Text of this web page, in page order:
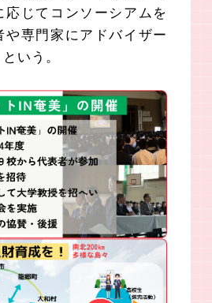
応じてコンソーシアムを
や専門家にアドバイザー
いう。